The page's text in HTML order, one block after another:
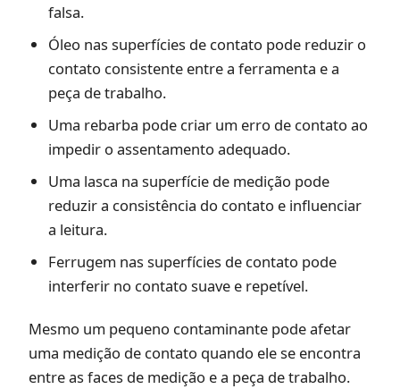
falsa.
Óleo nas superfícies de contato pode reduzir o
contato consistente entre a ferramenta e a
peça de trabalho.
Uma rebarba pode criar um erro de contato ao
impedir o assentamento adequado.
Uma lasca na superfície de medição pode
reduzir a consistência do contato e influenciar
a leitura.
Ferrugem nas superfícies de contato pode
interferir no contato suave e repetível.
Mesmo um pequeno contaminante pode afetar
uma medição de contato quando ele se encontra
entre as faces de medição e a peça de trabalho.